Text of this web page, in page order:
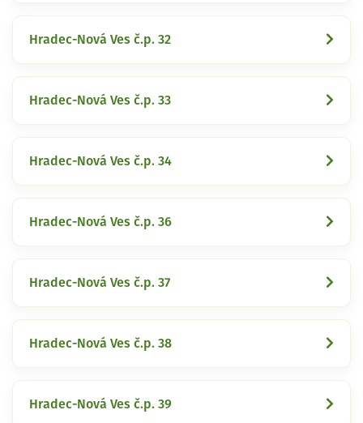
Hradec-Nová Ves č.p. 32
Hradec-Nová Ves č.p. 33
Hradec-Nová Ves č.p. 34
Hradec-Nová Ves č.p. 36
Hradec-Nová Ves č.p. 37
Hradec-Nová Ves č.p. 38
Hradec-Nová Ves č.p. 39